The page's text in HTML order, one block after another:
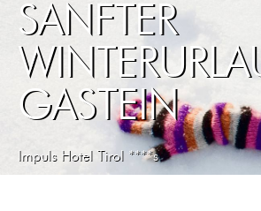
Impuls Hotel Tirol ****s
SANFTER
GASTEIN